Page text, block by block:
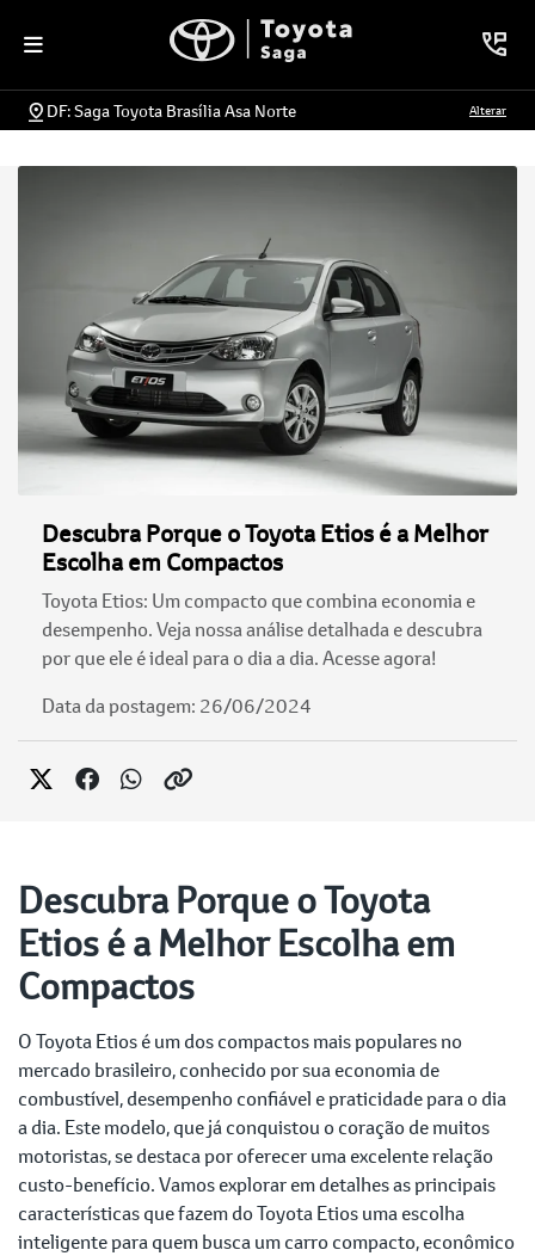
DF: Saga Toyota Brasília Asa Norte Alterar
Descubra Porque o Toyota Etios é a Melhor
Escolha em Compactos
Toyota Etios: Um compacto que combina economia e
desempenho. Veja nossa análise detalhada e descubra
por que ele é ideal para o dia a dia. Acesse agora!
Data da postagem: 26/06/2024
Descubra Porque o Toyota
Etios é a Melhor Escolha em
Compactos
O Toyota Etios é um dos compactos mais populares no
mercado brasileiro, conhecido por sua economia de
combustível, desempenho confiável e praticidade para o dia
a dia. Este modelo, que já conquistou o coração de muitos
motoristas, se destaca por oferecer uma excelente relação
custo-benefício. Vamos explorar em detalhes as principais
características que fazem do Toyota Etios uma escolha
inteligente para quem busca um carro compacto, econômico